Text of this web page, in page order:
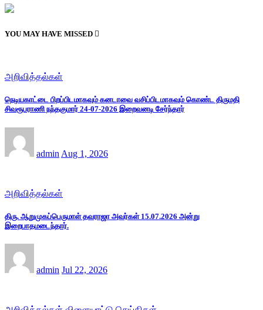
YOU MAY HAVE MISSED
அறிவித்தல்கள்
நெடியகாட்டை பிறப்பிடமாகவும் கனடாவை வசிப்பிடமாகவும் கொண்ட திருமதி
சிவரூபராணி நந்தகுமார் 24-07-2026 இறைவனடி சேர்ந்தார்
admin Aug 1, 2026
அறிவித்தல்கள்
திரு. ஆறுமுகப்பெருமாள் தவராஜா அவர்கள் 15.07.2026 அன்று
இறைபாதமடைந்தார்.
admin Jul 22, 2026